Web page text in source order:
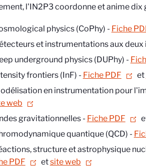
l'IN2P3 coordonne et animedix
physics (CoPhy) - Fiche
et instrumentations aux deux
underground physics (DUPhy) -
frontiers (InF) - Fiche PDF et
en instrumentation pour
web
gravitationnelles - Fiche PDF
quantique (QCD) -
structure et astrophysique
PDF etsite web